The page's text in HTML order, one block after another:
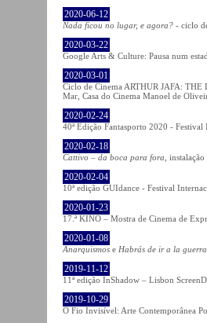
2020-06-12
Nada ficou no lugar, e agora? - ciclo
2020-03-22
Google Arts & Culture: Pausa num
2020-03-01
Ciclo de Cinema ARTHUR JAFA:
Mar, Casa do Cinema Manoel de
2020-02-24
40ª Edição Fantasporto 2020 -
2020-02-18
Cattivo – da boca para fora ,
2020-02-04
10ª edição GUIdance - Festival
2020-01-23
17.ª KINO – Mostra de Cinema de
2020-01-08
Anarquismos e Habrás de ir a la
2019-11-12
11ª edição InShadow – Lisbon
2019-10-29
O Fio Invisível: Arte Contemporânea